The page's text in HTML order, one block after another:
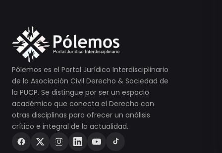
Pólemos es el Portal Jurídico Interdisciplinario
de la Asociación Civil Derecho & Sociedad de
la PUCP. Se distingue por ser un espacio
académico que conecta el Derecho con
otras disciplinas para ofrecer un análisis
crítico e integral de la actualidad.